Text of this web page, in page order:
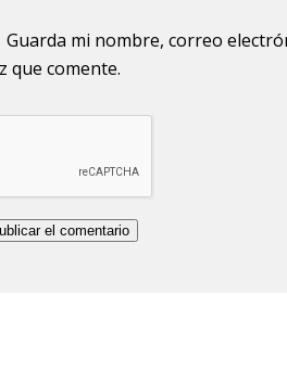
Guarda mi nombre, correo
que comente.